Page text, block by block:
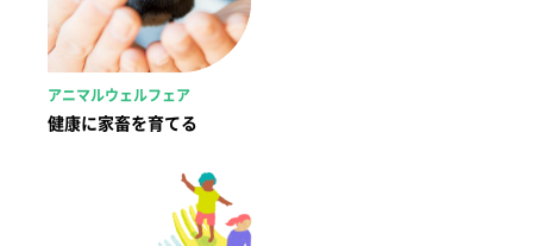
アニマルウェルフェア
健康に家畜を育てる